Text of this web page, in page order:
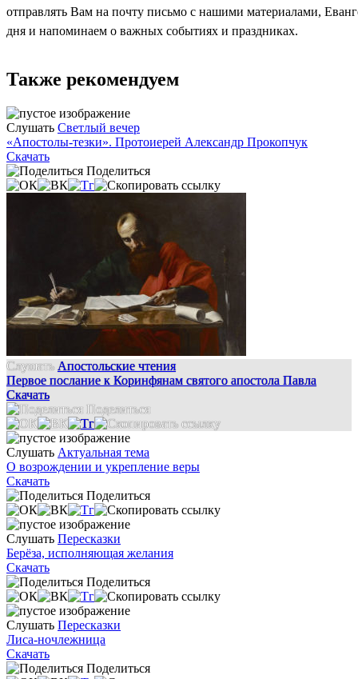
отправлять Вам на почту письмо с нашими материалами,
дня и напоминаем о важных событиях и праздниках.
Также рекомендуем
Слушать Светлый вечер
«Апостолы-тезки». Протоиерей Александр Прокопчук
Скачать
Поделиться
Слушать Апостольские чтения
Первое послание к Коринфянам святого апостола Павла
Скачать
Поделиться
Слушать Актуальная тема
О возрождении и укрепление веры
Скачать
Поделиться
Слушать Пересказки
Берёза, исполняющая желания
Скачать
Поделиться
Слушать Пересказки
Лиса-ночлежница
Скачать
Поделиться